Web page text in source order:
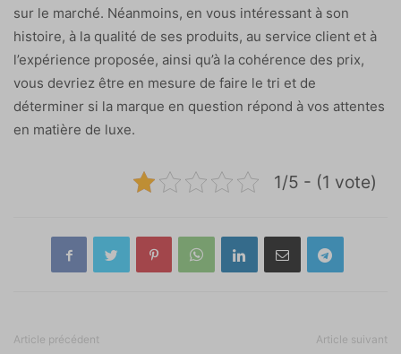
sur le marché. Néanmoins, en vous intéressant à son
histoire, à la qualité de ses produits, au service client et à
l’expérience proposée, ainsi qu’à la cohérence des prix,
vous devriez être en mesure de faire le tri et de
déterminer si la marque en question répond à vos attentes
en matière de luxe.
1/5 - (1 vote)
Article précédent Article suivant